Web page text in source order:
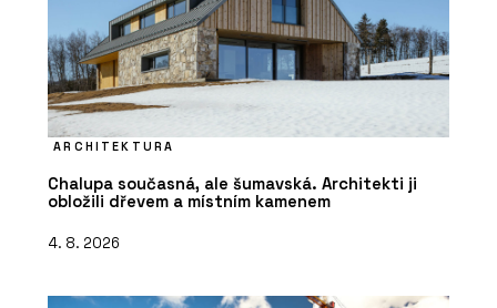
ARCHITEKTURA
Chalupa současná, ale šumavská. Architekti ji
obložili dřevem a místním kamenem
4. 8. 2026